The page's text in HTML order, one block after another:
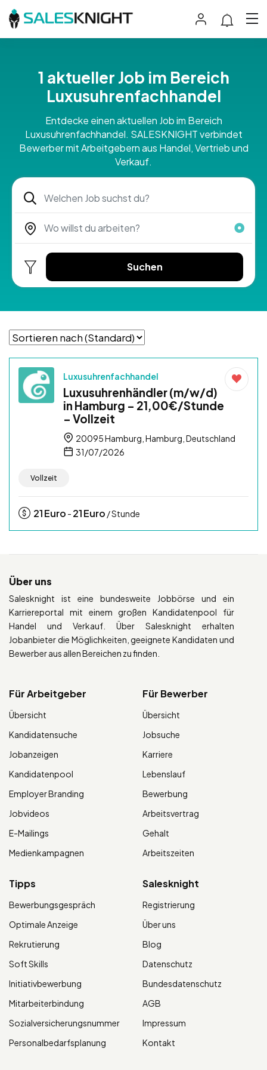
1 aktueller Job im Bereich
Luxusuhrenfachhandel
Entdecke einen aktuellen Job im Bereich
Luxusuhrenfachhandel. SALESKNIGHT verbindet
Bewerber mit Arbeitgebern aus Handel, Vertrieb und
Verkauf.
Suchen
Luxusuhrenfachhandel
Luxusuhrenhändler (m/w/d)
in Hamburg – 21,00€/Stunde
– Vollzeit
20095 Hamburg, Hamburg, Deutschland
31/07/2026
Vollzeit
21Euro - 21Euro / Stunde
Über uns
Salesknight ist eine bundesweite Jobbörse und ein
Karriereportal mit einem großen Kandidatenpool für
Handel und Verkauf. Über Salesknight erhalten
Jobanbieter die Möglichkeiten, geeignete Kandidaten und
Bewerber aus allen Bereichen zu finden.
Für Arbeitgeber
Übersicht
Kandidatensuche
Jobanzeigen
Kandidatenpool
Employer Branding
Jobvideos
E-Mailings
Medienkampagnen
Für Bewerber
Übersicht
Jobsuche
Karriere
Lebenslauf
Bewerbung
Arbeitsvertrag
Gehalt
Arbeitszeiten
Tipps
Bewerbungsgespräch
Optimale Anzeige
Rekrutierung
Soft Skills
Initiativbewerbung
Mitarbeiterbindung
Sozialversicherungsnummer
Personalbedarfsplanung
Salesknight
Registrierung
Über uns
Blog
Datenschutz
Bundesdatenschutz
AGB
Impressum
Kontakt